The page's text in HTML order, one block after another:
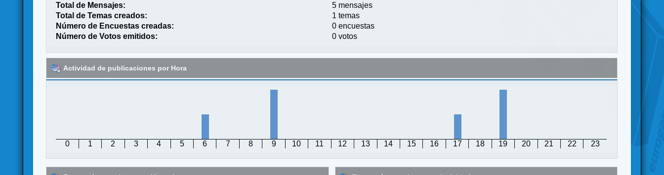
Total de Mensajes:
5 mensajes
Total de Temas creados:
1 temas
Número de Encuestas creadas:
0 encuestas
Número de Votos emitidos:
0 votos
Actividad de publicaciones por Hora
0 1 2 3 4 5 6 7 8 9 10 11 12 13 14 15 16 17 18 19 20 21 22 23